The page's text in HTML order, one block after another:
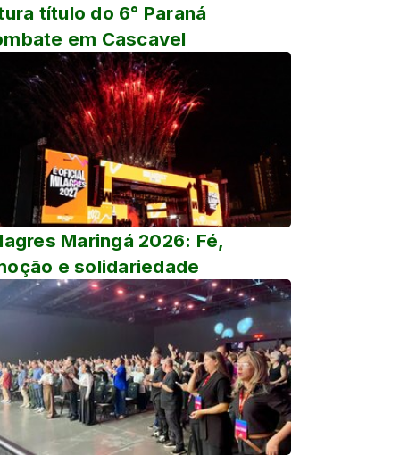
título do 6° Paraná
em Cascavel
Maringá 2026: Fé,
e solidariedade